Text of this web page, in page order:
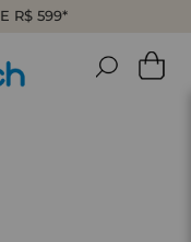
R$ 599*